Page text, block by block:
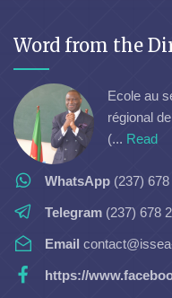
Word from the
Ecole au
régional
(... Read
WhatsApp (237)
Telegram (237) 678
Email
https://